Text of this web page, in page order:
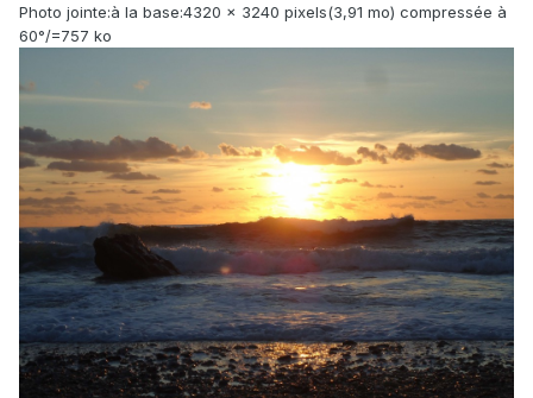
Photo jointe:à la base:4320 x 3240 pixels(3,91 mo) compressée à
60°/=757 ko